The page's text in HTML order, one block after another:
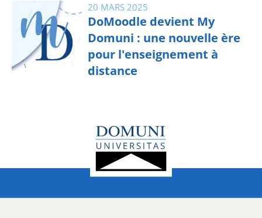
20 MARS 2025
DoMoodle devient My
Domuni : une nouvelle ère
pour l'enseignement à
distance